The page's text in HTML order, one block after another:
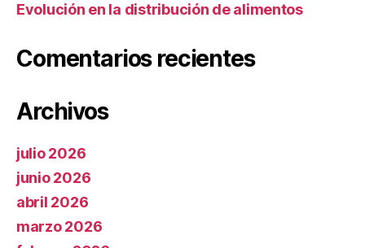
Evolución en la distribución de alimentos
Comentarios recientes
Archivos
julio 2026
junio 2026
abril 2026
marzo 2026